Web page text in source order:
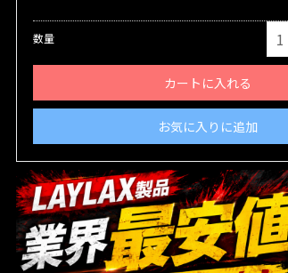
数量
カートに入れる
お気に入りに追加